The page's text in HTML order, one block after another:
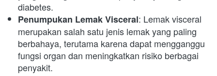
diabetes.
Penumpukan Lemak Visceral: Lemak visceral
merupakan salah satu jenis lemak yang paling
berbahaya, terutama karena dapat mengganggu
fungsi organ dan meningkatkan risiko berbagai
penyakit.